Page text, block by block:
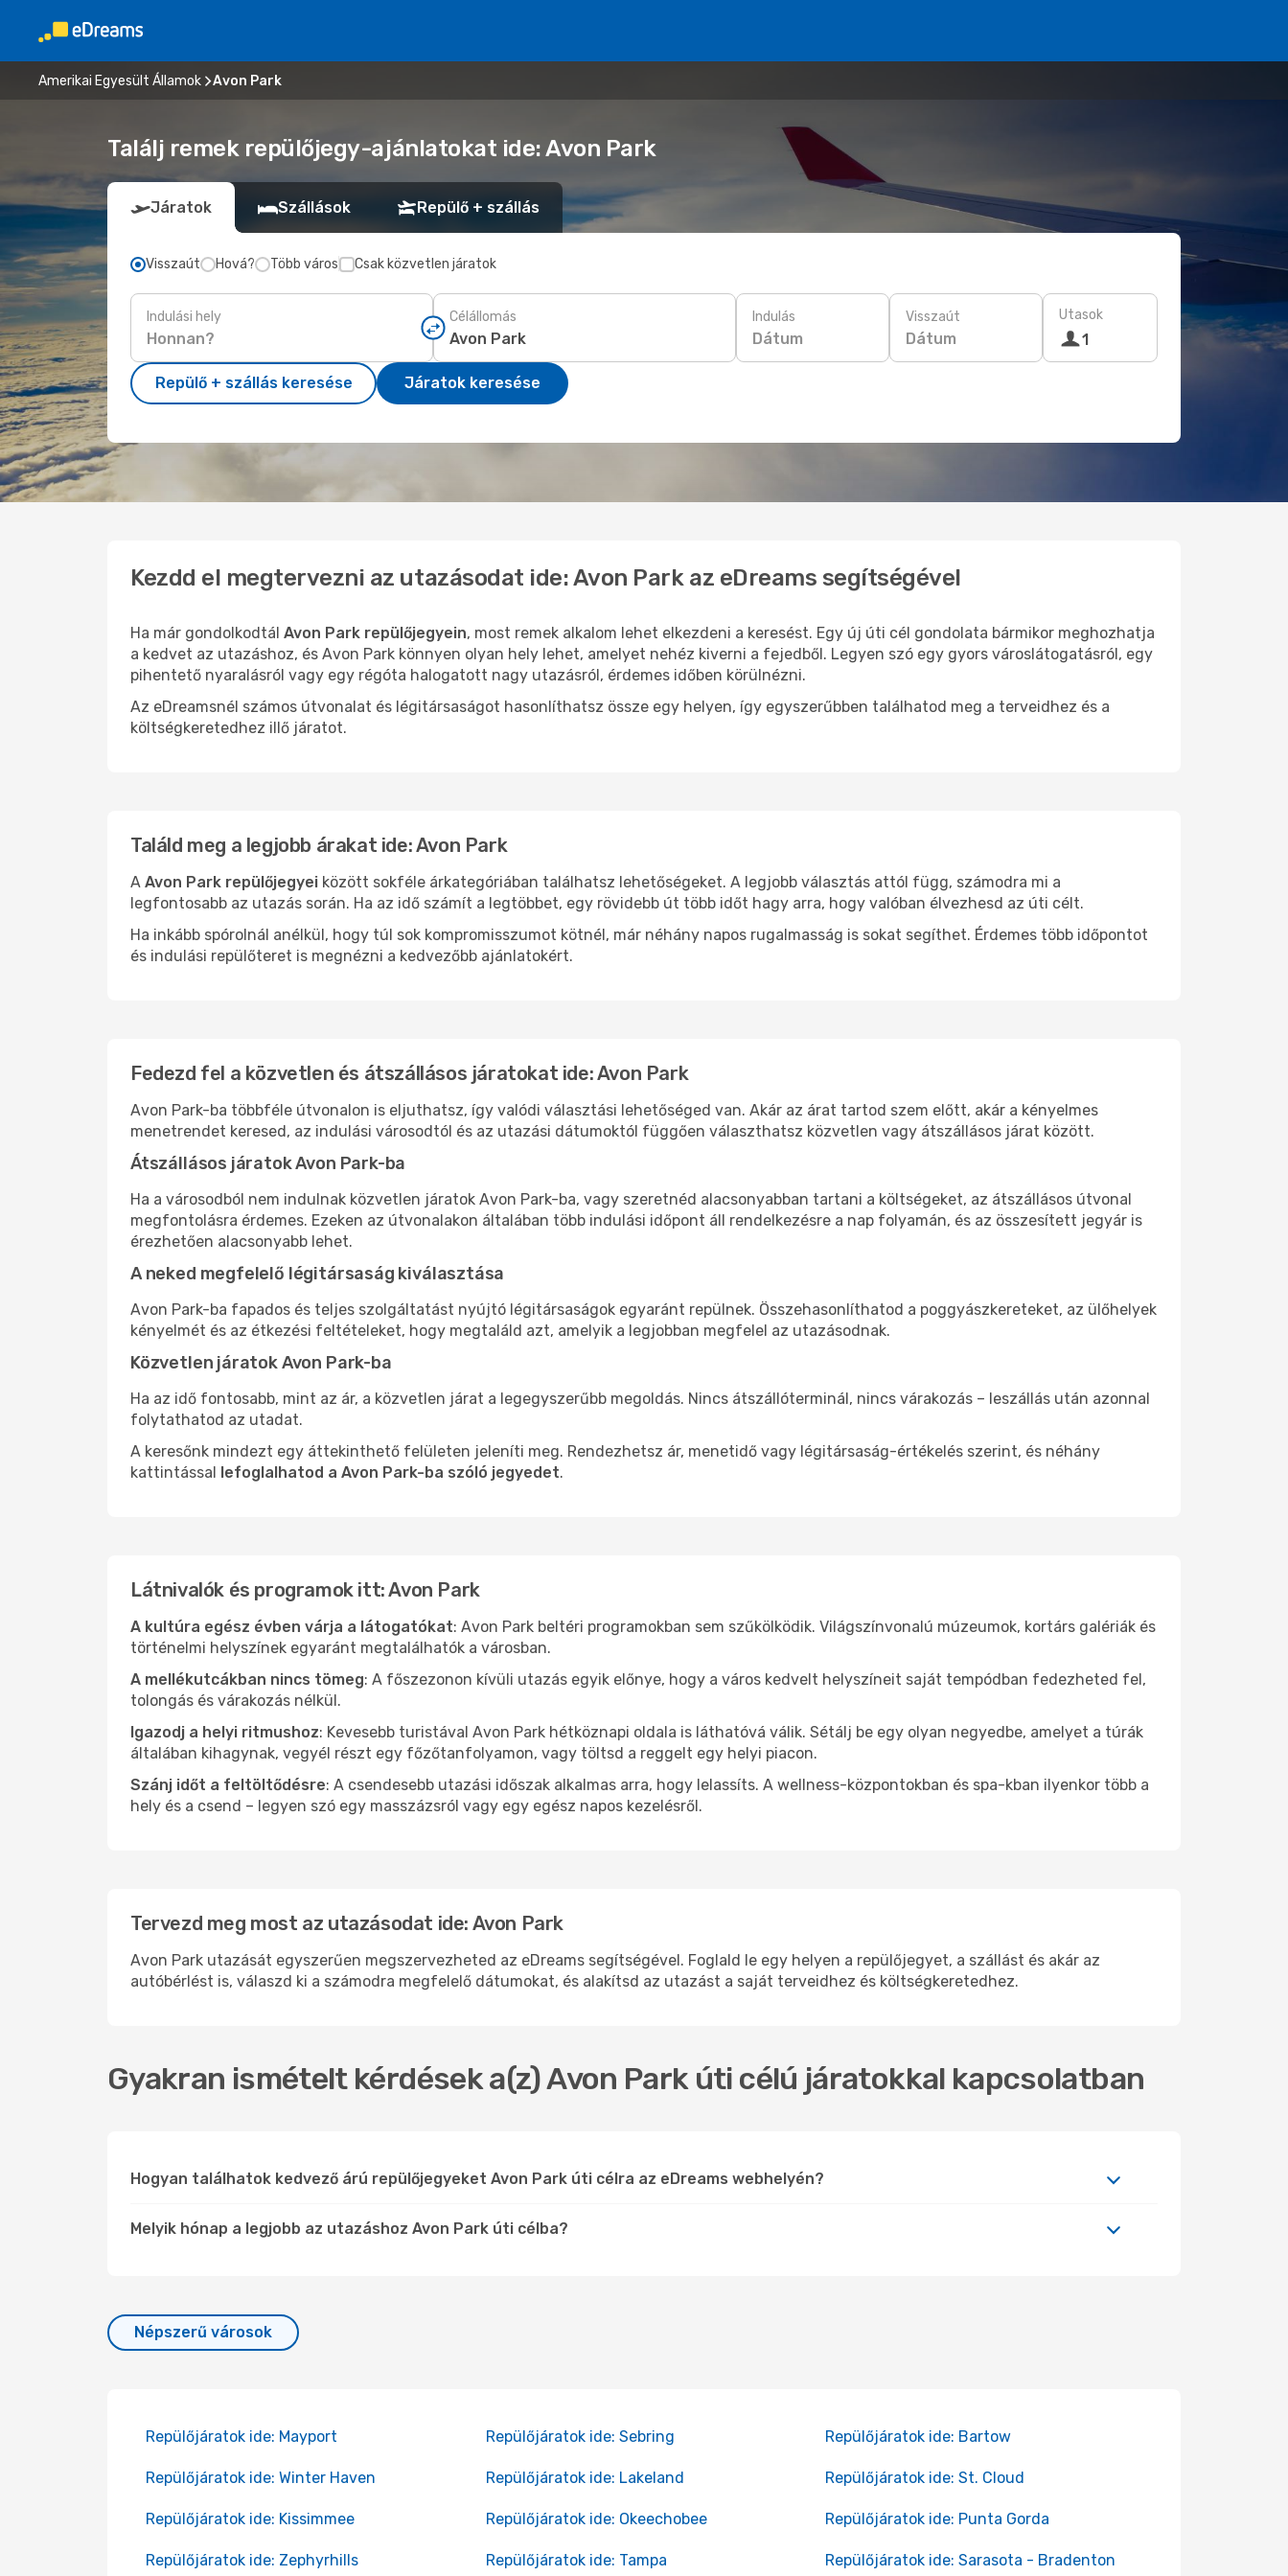
Amerikai Egyesült Államok Avon Park
Találj remek repülőjegy-ajánlatokat ide: Avon Park
Járatok Szállások Repülő + szállás
Visszaút Hová? Több város Csak közvetlen járatok
Indulási hely Célállomás Indulás
Dátum
Visszaút
Dátum
Utasok
1
Repülő + szállás keresése Járatok keresése
Kezdd el megtervezni az utazásodat ide: Avon Park az eDreams segítségével
Ha már gondolkodtál Avon Park repülőjegyein, most remek alkalom lehet elkezdeni a keresést. Egy új úti cél gondolata bármikor meghozhatja
a kedvet az utazáshoz, és Avon Park könnyen olyan hely lehet, amelyet nehéz kiverni a fejedből. Legyen szó egy gyors városlátogatásról, egy
pihentető nyaralásról vagy egy régóta halogatott nagy utazásról, érdemes időben körülnézni.
Az eDreamsnél számos útvonalat és légitársaságot hasonlíthatsz össze egy helyen, így egyszerűbben találhatod meg a terveidhez és a
költségkeretedhez illő járatot.
Találd meg a legjobb árakat ide: Avon Park
A Avon Park repülőjegyei között sokféle árkategóriában találhatsz lehetőségeket. A legjobb választás attól függ, számodra mi a
legfontosabb az utazás során. Ha az idő számít a legtöbbet, egy rövidebb út több időt hagy arra, hogy valóban élvezhesd az úti célt.
Ha inkább spórolnál anélkül, hogy túl sok kompromisszumot kötnél, már néhány napos rugalmasság is sokat segíthet. Érdemes több időpontot
és indulási repülőteret is megnézni a kedvezőbb ajánlatokért.
Fedezd fel a közvetlen és átszállásos járatokat ide: Avon Park
Avon Park-ba többféle útvonalon is eljuthatsz, így valódi választási lehetőséged van. Akár az árat tartod szem előtt, akár a kényelmes
menetrendet keresed, az indulási városodtól és az utazási dátumoktól függően választhatsz közvetlen vagy átszállásos járat között.
Átszállásos járatok Avon Park-ba
Ha a városodból nem indulnak közvetlen járatok Avon Park-ba, vagy szeretnéd alacsonyabban tartani a költségeket, az átszállásos útvonal
megfontolásra érdemes. Ezeken az útvonalakon általában több indulási időpont áll rendelkezésre a nap folyamán, és az összesített jegyár is
érezhetően alacsonyabb lehet.
A neked megfelelő légitársaság kiválasztása
Avon Park-ba fapados és teljes szolgáltatást nyújtó légitársaságok egyaránt repülnek. Összehasonlíthatod a poggyászkereteket, az ülőhelyek
kényelmét és az étkezési feltételeket, hogy megtaláld azt, amelyik a legjobban megfelel az utazásodnak.
Közvetlen járatok Avon Park-ba
Ha az idő fontosabb, mint az ár, a közvetlen járat a legegyszerűbb megoldás. Nincs átszállóterminál, nincs várakozás – leszállás után azonnal
folytathatod az utadat.
A keresőnk mindezt egy áttekinthető felületen jeleníti meg. Rendezhetsz ár, menetidő vagy légitársaság-értékelés szerint, és néhány
kattintással lefoglalhatod a Avon Park-ba szóló jegyedet.
Látnivalók és programok itt: Avon Park
A kultúra egész évben várja a látogatókat: Avon Park beltéri programokban sem szűkölködik. Világszínvonalú múzeumok, kortárs galériák és
történelmi helyszínek egyaránt megtalálhatók a városban.
A mellékutcákban nincs tömeg: A főszezonon kívüli utazás egyik előnye, hogy a város kedvelt helyszíneit saját tempódban fedezheted fel,
tolongás és várakozás nélkül.
Igazodj a helyi ritmushoz: Kevesebb turistával Avon Park hétköznapi oldala is láthatóvá válik. Sétálj be egy olyan negyedbe, amelyet a túrák
általában kihagynak, vegyél részt egy főzőtanfolyamon, vagy töltsd a reggelt egy helyi piacon.
Szánj időt a feltöltődésre: A csendesebb utazási időszak alkalmas arra, hogy lelassíts. A wellness-központokban és spa-kban ilyenkor több a
hely és a csend – legyen szó egy masszázsról vagy egy egész napos kezelésről.
Tervezd meg most az utazásodat ide: Avon Park
Avon Park utazását egyszerűen megszervezheted az eDreams segítségével. Foglald le egy helyen a repülőjegyet, a szállást és akár az
autóbérlést is, válaszd ki a számodra megfelelő dátumokat, és alakítsd az utazást a saját terveidhez és költségkeretedhez.
Gyakran ismételt kérdések a(z) Avon Park úti célú járatokkal kapcsolatban
Hogyan találhatok kedvező árú repülőjegyeket Avon Park úti célra az eDreams webhelyén?
Melyik hónap a legjobb az utazáshoz Avon Park úti célba?
Népszerű városok
Repülőjáratok ide: Mayport Repülőjáratok ide: Sebring Repülőjáratok ide: Bartow
Repülőjáratok ide: Winter Haven Repülőjáratok ide: Lakeland Repülőjáratok ide: St. Cloud
Repülőjáratok ide: Kissimmee Repülőjáratok ide: Okeechobee Repülőjáratok ide: Punta Gorda
Repülőjáratok ide: Zephyrhills Repülőjáratok ide: Tampa Repülőjáratok ide: Sarasota - Bradenton